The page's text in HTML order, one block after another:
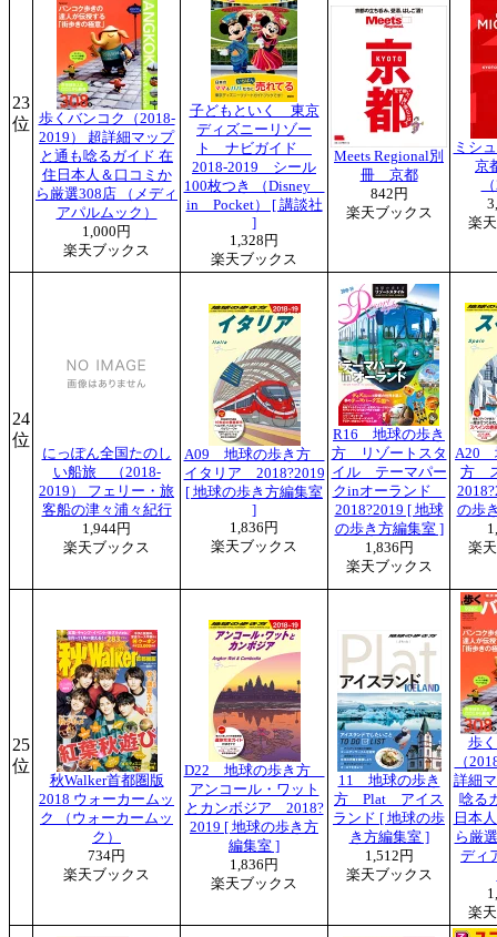
23
位
歩くバンコク（2018-
2019） 超詳細マップ
と通も唸るガイド 在
住日本人＆口コミか
ら厳選308店 （メディ
アパルムック）
1,000円
楽天ブックス
子どもといく 東京
ディズニーリゾー
ト ナビガイド
2018-2019 シール
100枚つき （Disney
in Pocket） [ 講談社
]
1,328円
楽天ブックス
Meets Regional別
冊 京都
842円
楽天ブックス
ミシ
京
楽
24
位
にっぽん全国たのし
い船旅 （2018-
2019） フェリー・旅
客船の津々浦々紀行
1,944円
楽天ブックス
A09 地球の歩き方
イタリア 2018?2019
[ 地球の歩き方編集室
]
1,836円
楽天ブックス
R16 地球の歩き
方 リゾートスタ
イル テーマパー
クinオーランド
2018?2019 [ 地球
の歩き方編集室 ]
1,836円
楽天ブックス
A20
方
の歩
楽
25
位
秋Walker首都圏版
2018 ウォーカームッ
ク （ウォーカームッ
ク）
734円
楽天ブックス
D22 地球の歩き方
アンコール・ワット
とカンボジア 2018?
2019 [ 地球の歩き方
編集室 ]
1,836円
楽天ブックス
11 地球の歩き
方 Plat アイス
ランド [ 地球の歩
き方編集室 ]
1,512円
楽天ブックス
歩
（
詳細
唸る
日本
ら厳
ディ
楽